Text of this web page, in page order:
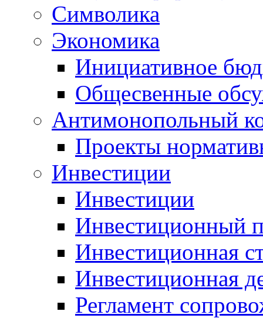
Символика
Экономика
Инициативное
Общесвенные
Антимонопольный
Проекты
Инвестиции
Инвестиции
Инвестиционный
Инвестиционная
Инвестиционная
Регламент